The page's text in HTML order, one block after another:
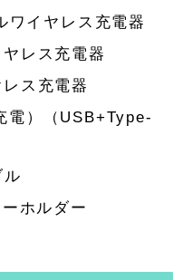
ワイヤレス充電器
レス充電器
ス充電器
電）（USB+Type-
ホルダー